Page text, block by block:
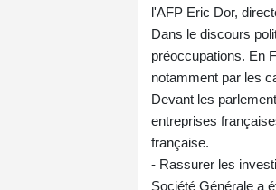
l'AFP Eric Dor,
Dans le discours
préoccupations. En
notamment par les
Devant les
entreprises
française.
- Rassurer les
Société Générale a